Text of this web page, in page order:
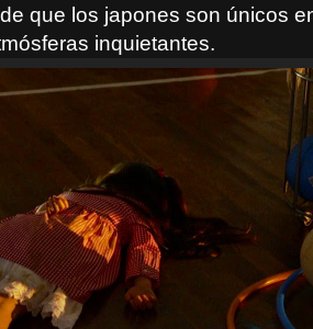
que los japones son únicos
inquietantes.